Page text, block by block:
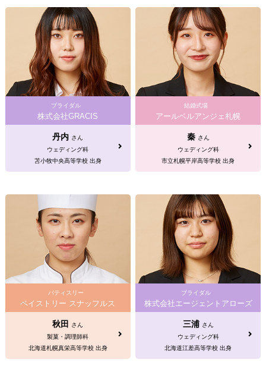
ブライダル
株式会社GRACIS
丹内 さん
ウェディング科
苫小牧中央高等学校 出身
結婚式場
アールベルアンジェ札幌
秦 さん
ウェディング科
市立札幌平岸高等学校 出身
パティスリー
ペイストリー スナッフルス
秋田
さん
製菓・調理師科
北海道札幌真栄高等学校 出身
ブライダル
株式会社エージェントアローズ
三浦 さん
ウェディング科
北海道江差高等学校 出身